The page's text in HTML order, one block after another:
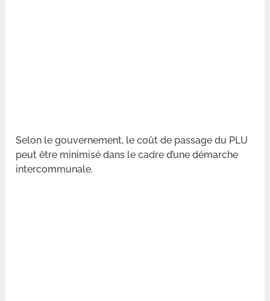
Selon le gouvernement, le coût de passage du PLU
peut être minimisé dans le cadre d’une démarche
intercommunale.